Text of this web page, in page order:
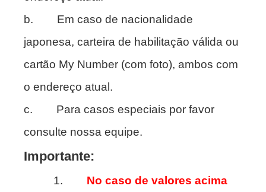
b. Em caso de nacionalidade
japonesa, carteira de habilitação válida ou
cartão My Number (com foto), ambos com
o endereço atual.
c. Para casos especiais por favor
consulte nossa equipe.
Importante:
1. No caso de valores acima